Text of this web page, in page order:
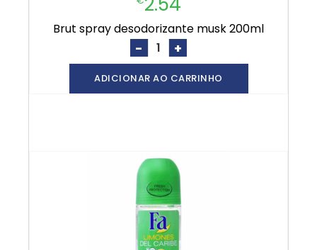
brut spray desodorizante musk 200ml
- +
ADICIONAR AO CARRINHO